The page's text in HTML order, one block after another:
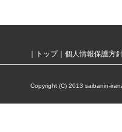
トップ｜ 個人情報保護方
Copyright (C) 2013 saibanin-